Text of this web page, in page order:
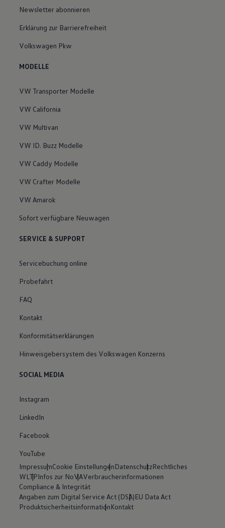
Newsletter abonnieren
Erklärung zur Barrierefreiheit
Volkswagen Pkw
MODELLE
VW Transporter Modelle
VW California
VW Multivan
VW ID. Buzz Modelle
VW Caddy Modelle
VW Crafter Modelle
VW Amarok
Sofort verfügbare Neuwagen
SERVICE & SUPPORT
Servicebuchung online
Probefahrt
FAQ
Kontakt
Konformitätserklärungen
Hinweisgebersystem des Volkswagen Konzerns
SOCIAL MEDIA
Instagram
LinkedIn
Facebook
YouTube
ImpressumCookie EinstellungenDatenschutzRechtliches
WLTPInfos zur NoVAVerbraucherinformationen
Compliance & Integrität
Angaben zum Digital Service Act (DSA)EU Data Act
ProduktsicherheitsinformationKontakt